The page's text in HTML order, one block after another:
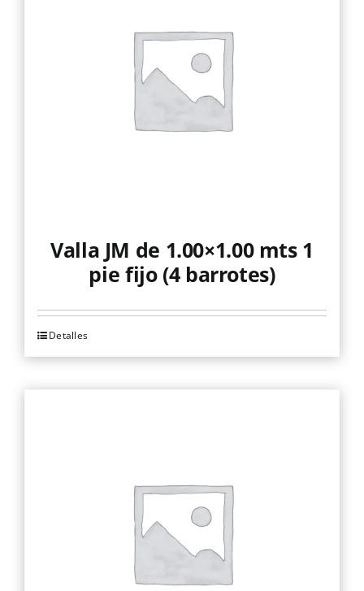
Valla JM de 1.00×1.00 mts 1
pie fijo (4 barrotes)
Detalles